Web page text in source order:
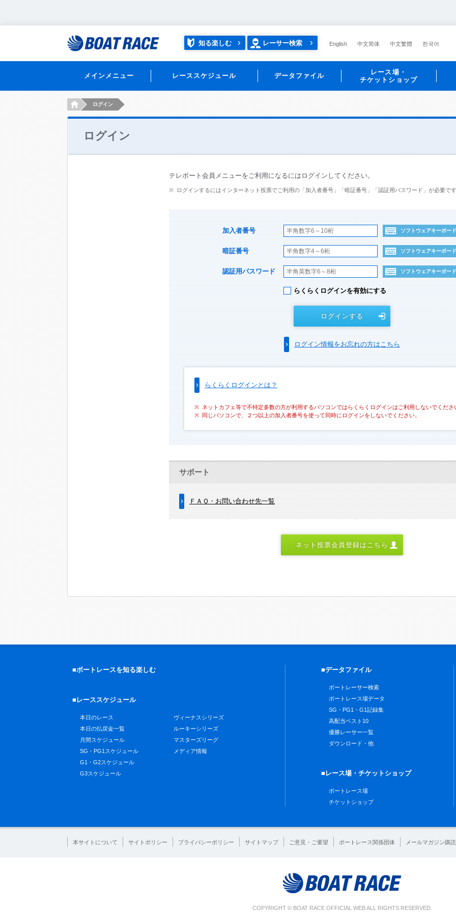
知る楽しむ レーサー検索 English 中文简体 中文繁體 한국어
メインメニュー レーススケジュール データファイル
レース場・
チケットショップ
HOMEログイン
ログイン
テレボート会員メニューをご利用になるにはログインしてください。
ログインするにはインターネット投票でご利用の「加入者番号」「暗証番号」「認証用パスワード」が必要です
加入者番号 ソフトウェアキーボード
暗証番号 ソフトウェアキーボード
認証用パスワード ソフトウェアキーボード
らくらくログインを有効にする
ログインする
ログイン情報をお忘れの方はこちら
らくらくログインとは？
ネットカフェ等で不特定多数の方が利用するパソコンではらくらくログインはご利用しないでくださ
同じパソコンで、２つ以上の加入者番号を使って同時にログインをしないでください。
サポート
ＦＡＱ・お問い合わせ先一覧
ネット投票会員登録はこちら
■ボートレースを知る楽しむ
■レーススケジュール
本日のレース
本日の払戻金一覧
月間スケジュール
SG・PG1スケジュール
G1・G2スケジュール
G3スケジュール
ヴィーナスシリーズ
ルーキーシリーズ
マスターズリーグ
メディア情報
■データファイル
ボートレーサー検索
ボートレース場データ
SG・PG1・G1記録集
高配当ベスト10
優勝レーサー一覧
ダウンロード・他
■レース場・チケットショップ
ボートレース場
チケットショップ
本サイトについて サイトポリシー プライバシーポリシー サイトマップ ご意見・ご要望 ボートレース関係団体 メールマガジン購読
COPYRIGHT © BOAT RACE OFFICIAL WEB ALL RIGHTS RESERVED.